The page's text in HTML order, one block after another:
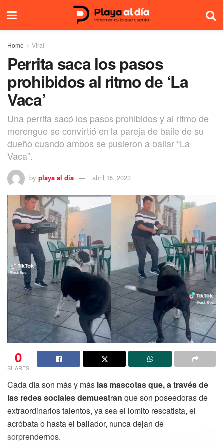
Home Viral
Perrita saca los pasos
prohibidos al ritmo de ‘La
Vaca’
Una perrita sacó los pasos prohibidos y al ritmo de
merengue se convirtió en la pareja de baile de su
dueño cuando ambos se pusieron a bailar “La
Vaca”.
by playa al dia abril 15, 2023
0
SHARES
Cada día son más y más las mascotas que, a través de
las redes sociales demuestran que son poseedoras de
extraordinarios talentos, ya sea el lomito rescatista, el
acróbata o hasta el bailador, nunca dejan de
sorprendernos.